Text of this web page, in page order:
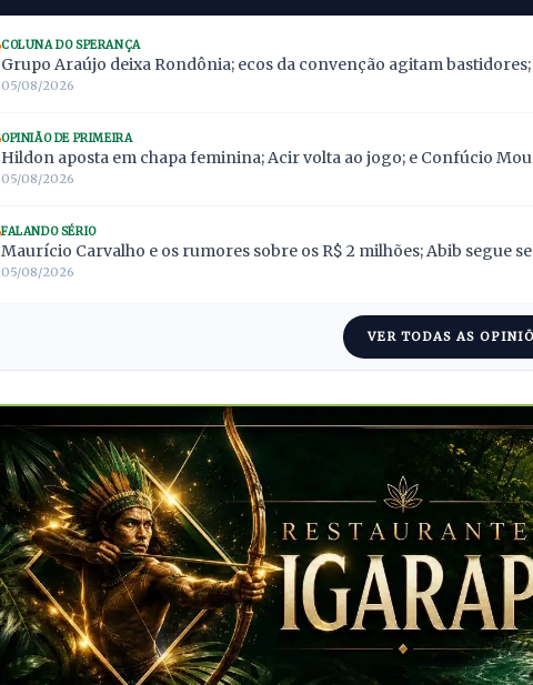
COLUNA DO SPERANÇA
Grupo Araújo deixa Rondônia; ecos da convenção agitam
05/08/2026
OPINIÃO DE PRIMEIRA
Hildon aposta em chapa feminina; Acir volta ao jogo; e Confúcio
05/08/2026
FALANDO SÉRIO
Maurício Carvalho e os rumores sobre os R$ 2 milhões; Abib segue
05/08/2026
VER TODAS AS